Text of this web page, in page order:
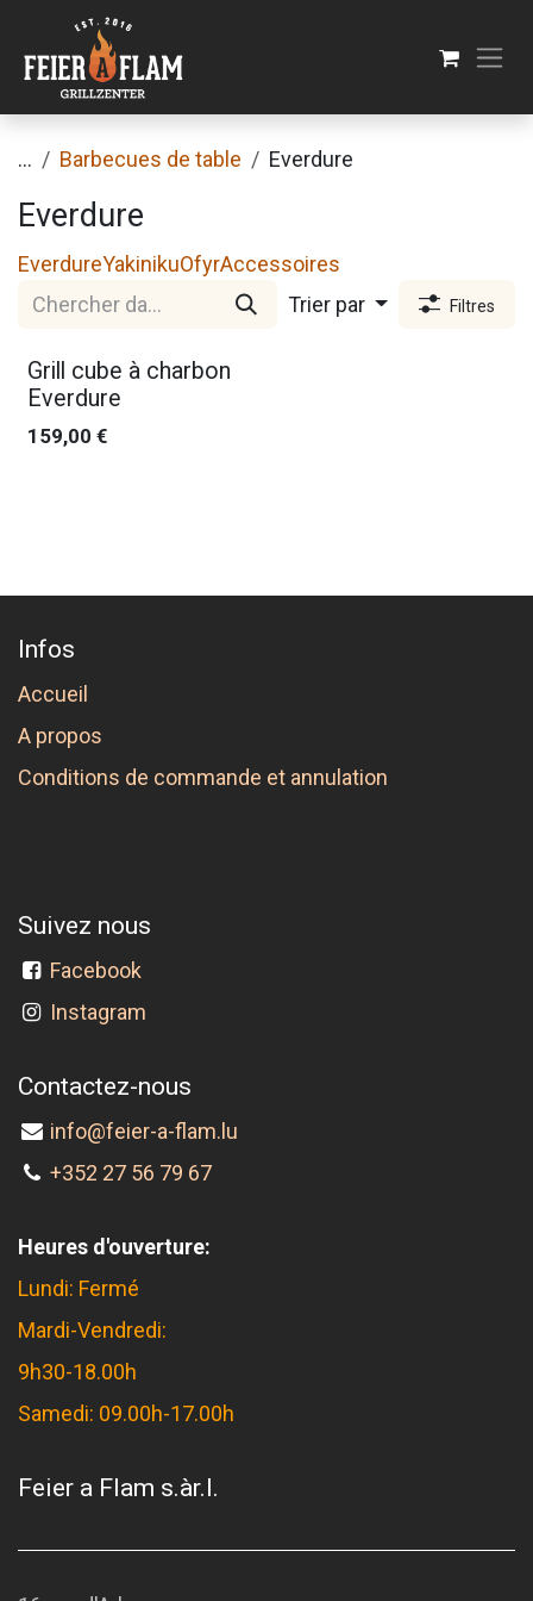
Se rendre au contenu
... Barbecues de table Everdure
Everdure
EverdureYakinikuOfyrAccessoires
Trier par
Filtres
Nouveau !
Grill cube à charbon
Everdure
159,00 €
Infos
Accueil
A propos
Conditions de commande et annulation
Suivez nous
Facebook
Instagram
Contactez-nous
info@feier-a-flam.lu
+352 27 56 79 67
Heures d'ouverture:
Lundi: Fermé
Mardi-Vendredi:
9h30-18.00h
Samedi: 09.00h-17.00h
Feier a Flam s.àr.l.